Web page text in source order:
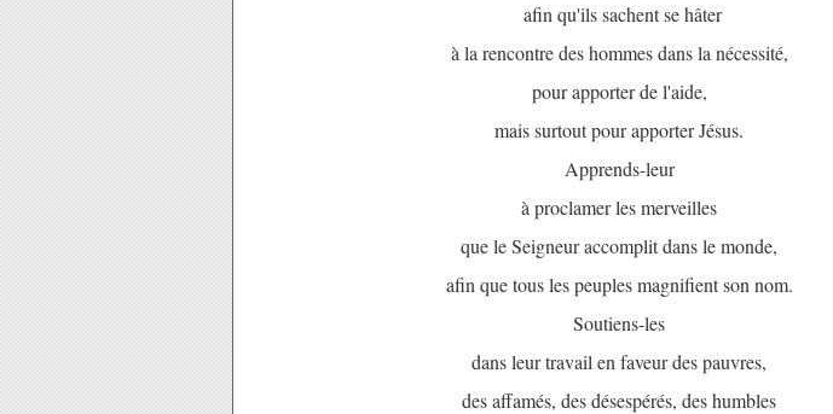
afin qu'ils sachent se hâter
à la rencontre des hommes dans la nécessité,
pour apporter de l'aide,
mais surtout pour apporter Jésus.
Apprends-leur
à proclamer les merveilles
que le Seigneur accomplit dans le monde,
afin que tous les peuples magnifient son nom.
Soutiens-les
dans leur travail en faveur des pauvres,
des affamés, des désespérés, des humbles